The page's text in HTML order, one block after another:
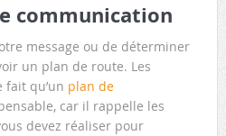
communication
message ou de déterminer
un plan de route. Les
fait qu’un plan de
car il rappelle les
devez réaliser pour